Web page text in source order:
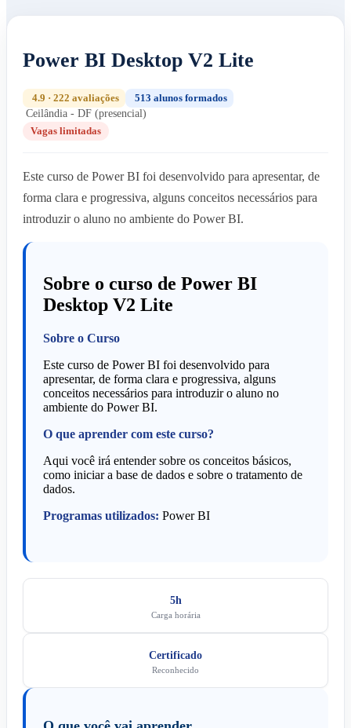
Power BI Desktop V2 Lite
4.9 · 222 avaliações
513 alunos formados
Ceilândia - DF (presencial)
Vagas limitadas
Este curso de Power BI foi desenvolvido para apresentar, de
forma clara e progressiva, alguns conceitos necessários para
introduzir o aluno no ambiente do Power BI.
Sobre o curso de Power BI
Desktop V2 Lite
Sobre o Curso
Este curso de Power BI foi desenvolvido para
apresentar, de forma clara e progressiva, alguns
conceitos necessários para introduzir o aluno no
ambiente do Power BI.
O que aprender com este curso?
Aqui você irá entender sobre os conceitos básicos,
como iniciar a base de dados e sobre o tratamento de
dados.
Programas utilizados: Power BI
5h
Carga horária
Certificado
Reconhecido